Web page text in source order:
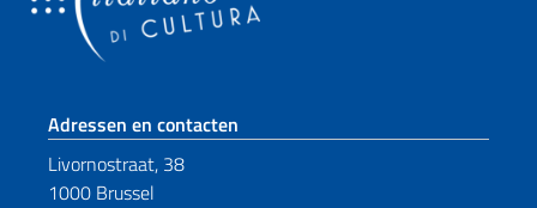
Voetregel sectie
Adressen en contacten
Livornostraat, 38
1000 Brussel